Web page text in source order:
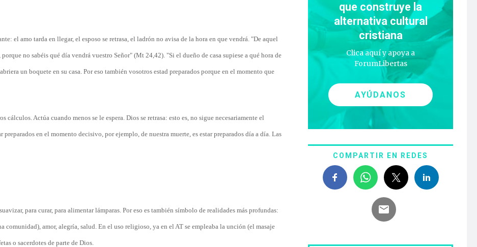
el amo tarda en llegar, el esposo se retrasa, el ladrón no avisa de la hora en que vendrá. "De aquel
no sabéis qué día vendrá vuestro Señor" (Mt 24,42). "Si el dueño de casa supiese a qué hora de
un boquete en su casa. Por eso también vosotros estad preparados porque en el momento que
Actúa cuando menos se le espera. Dios se retrasa: esto es, no sigue necesariamente el
en el momento decisivo, por ejemplo, de nuestra muerte, es estar preparados día a día. Las
para curar, para alimentar lámparas. Por eso es también símbolo de realidades más profundas:
comunidad), amor, alegría, salud. En el uso religioso, ya en el AT se empleaba la unción (el masaje
o sacerdotes de parte de Dios.
que construye la
alternativa cultural
cristiana
Clica aquí y apoya a
ForumLibertas
AYÚDANOS
COMPARTIR EN REDES